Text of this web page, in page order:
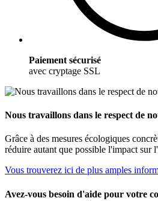
Paiement sécurisé
avec cryptage SSL
Nous travaillons dans le respect de
Grâce à des mesures écologiques
réduire autant que possible l'impact sur
Vous trouverez ici de plus amples
Avez-vous besoin d'aide pour votre